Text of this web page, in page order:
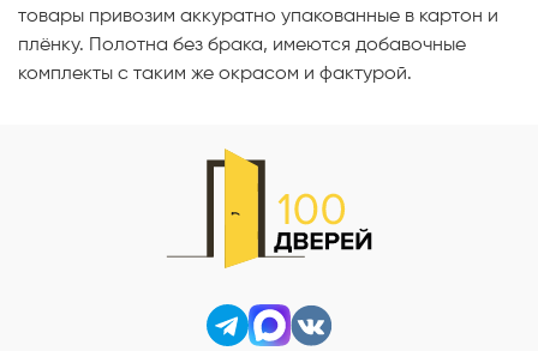
товары привозим аккуратно упакованные в картон и
плёнку. Полотна без брака, имеются добавочные
комплекты с таким же окрасом и фактурой.